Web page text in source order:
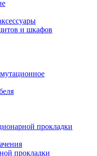
и шкафов
прокладки
прокладки